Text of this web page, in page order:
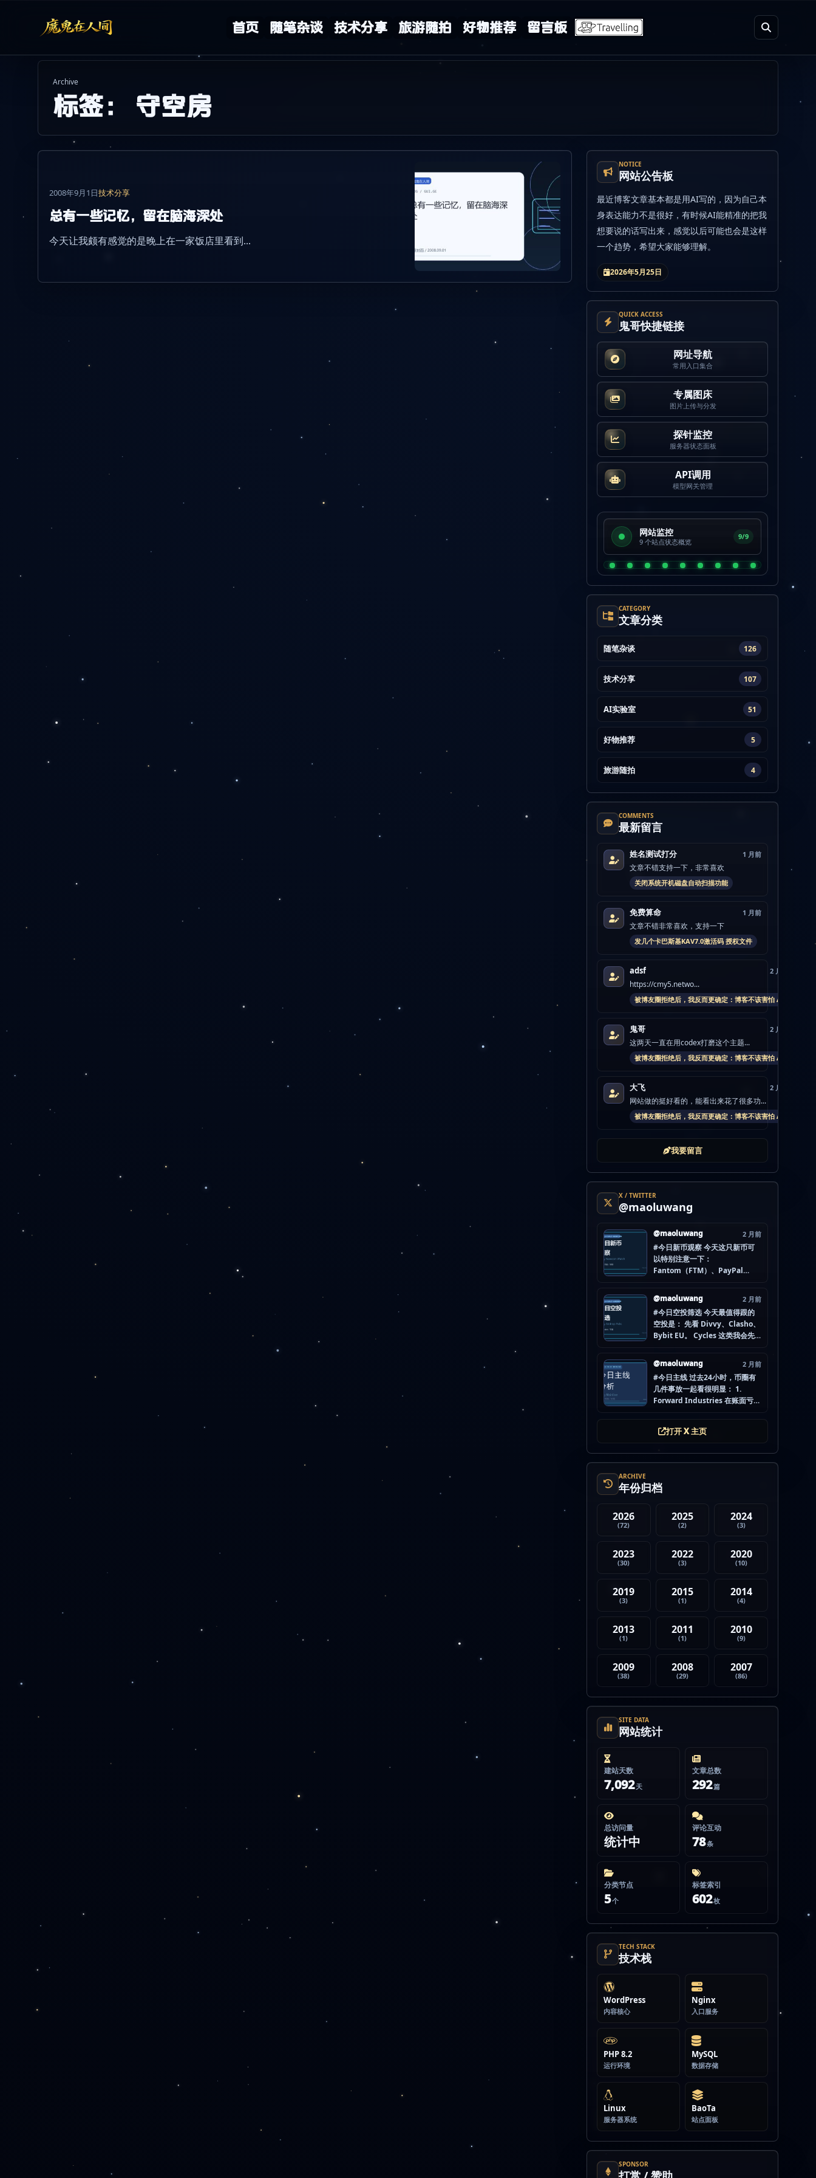
首页 随笔杂谈 技术分享 旅游随拍 好物推荐 留言板
Archive
标签： 守空房
NOTICE
网站公告板
最近博客文章基本都是用AI写的，因为自己本
身表达能力不是很好，有时候AI能精准的把我
想要说的话写出来，感觉以后可能也会是这样
一个趋势，希望大家能够理解。
2026年5月25日
QUICK ACCESS
鬼哥快捷链接
网址导航
常用入口集合
专属图床
图片上传与分发
探针监控
服务器状态面板
API调用
模型网关管理
网站监控
9 个站点状态概览
9/9
CATEGORY
文章分类
随笔杂谈 126
技术分享 107
AI实验室 51
好物推荐 5
旅游随拍 4
COMMENTS
最新留言
姓名测试打分 1 月前
文章不错支持一下，非常喜欢
关闭系统开机磁盘自动扫描功能
免费算命 1 月前
文章不错非常喜欢，支持一下
发几个卡巴斯基KAV7.0激活码 授权文件
adsf 2 月前
https://cmy5.netwo...
被博友圈拒绝后，我反而更确定：博客不该害怕 AI
鬼哥 2 月前
这两天一直在用codex打磨这个主题...
被博友圈拒绝后，我反而更确定：博客不该害怕 AI
大飞 2 月前
网站做的挺好看的，能看出来花了很多功...
被博友圈拒绝后，我反而更确定：博客不该害怕 AI
我要留言
X / TWITTER
@maoluwang
@maoluwang 2 月前
#今日新币观察 今天这只新币可
以特别注意一下：
Fantom（FTM）、PayPal
Liberty Financial（WLFI）、
Internet Computer (IOU)
（ICP） 不是因为它们一定最
猛，而是更像“热度是不是在回流”
的样本。 这种时候最怕把...
@maoluwang 2 月前
#今日空投筛选 今天最值得跟的
空投是： 先看 Divvy、Clasho、
Bybit EU。 Cycles 这类我会先
后续节奏想清楚。 现在做空投最
怕的不是没项目，而是一下全
开，最后一条都没做扎实。
mao.lu/today-airdrop-
selecti… #空投项目 #...
@maoluwang 2 月前
#今日主线 过去24小时，币圈有
几件事放一起看很明显： 1.
Forward Industries 在账面亏损
非法赌博行为 3. 加密亿万富翁继
打开 X 主页
ARCHIVE
年份归档
2026
(72)
2025
(2)
2024
(3)
2023
(30)
2022
(3)
2020
(10)
2019
(3)
2015
(1)
2014
(4)
2013
(1)
2011
(1)
2010
(9)
2009
(38)
2008
(29)
2007
(86)
SITE DATA
网站统计
建站天数
7,092 天
文章总数
292篇
总访问量
统计中
评论互动
78条
分类节点
5个
标签索引
602枚
TECH STACK
技术栈
WordPress
内容核心
Nginx
入口服务
PHP 8.2
运行环境
MySQL
数据存储
Linux
服务器系统
BaoTa
站点面板
SPONSOR
2008年9月1日技术分享
总有一些记忆，留在脑海深处
今天让我颇有感觉的是晚上在一家饭店里看到...